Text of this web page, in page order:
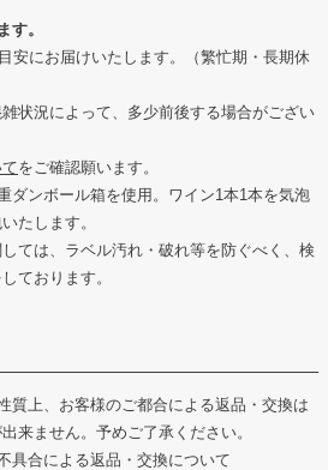
す。
安にお届けいたします。（繁忙期・長期休
状況によって、多少前後する場合がござい
をご確認願います。
ダンボール箱を使用。ワイン1本1本を気泡
たします。
ては、ラベル汚れ・破れ等を防ぐべく、検
ております。
質上、お客様のご都合による返品・交換は
来ません。予めご了承ください。
具合による返品・交換について